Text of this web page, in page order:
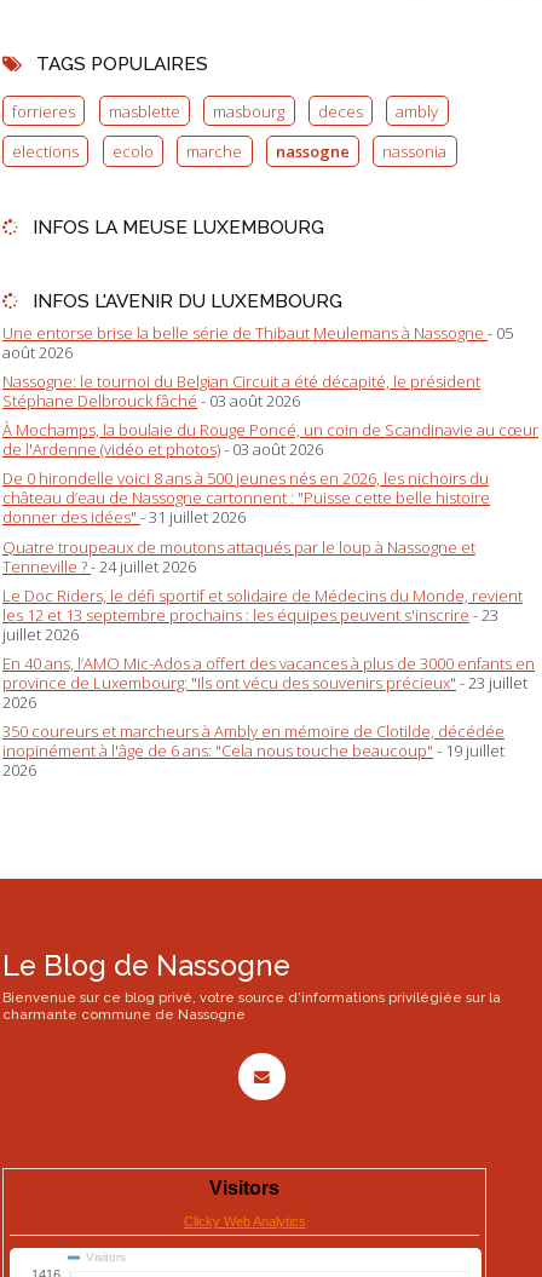
TAGS POPULAIRES
forrieres masblette masbourg deces
ambly
elections
ecolo marche nassogne nassonia
INFOS LA MEUSE LUXEMBOURG
INFOS L'AVENIR DU LUXEMBOURG
Une entorse brise la belle série de Thibaut Meulemans à Nassogne - 05
août 2026
Nassogne: le tournoi du Belgian Circuit a été décapité, le président
Stéphane Delbrouck fâché - 03 août 2026
À Mochamps, la boulaie du Rouge Poncé, un coin de Scandinavie au cœur
de l'Ardenne (vidéo et photos)- 03 août 2026
De 0 hirondelle voici 8 ans à 500 jeunes nés en 2026, les nichoirs du
château d’eau de Nassogne cartonnent : "Puisse cette belle histoire
donner des idées" - 31 juillet 2026
Quatre troupeaux de moutons attaqués par le loup à Nassogne et
Tenneville ?- 24 juillet 2026
Le Doc Riders, le défi sportif et solidaire de Médecins du Monde, revient
les 12 et 13 septembre prochains : les équipes peuvent s'inscrire - 23
juillet 2026
En 40 ans, l’AMO Mic-Ados a offert des vacances à plus de 3000 enfants en
province de Luxembourg: "Ils ont vécu des souvenirs précieux" - 23 juillet
2026
350 coureurs et marcheurs à Ambly en mémoire de Clotilde, décédée
inopinément à l'âge de 6 ans: "Cela nous touche beaucoup" - 19 juillet
2026
Le Blog de Nassogne
Bienvenue sur ce blog privé, votre source d'informations privilégiée sur la
charmante commune de Nassogne